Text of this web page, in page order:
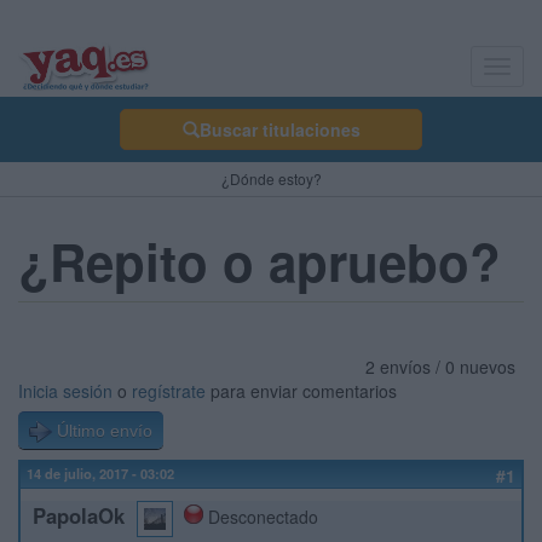
Buscar titulaciones
¿Dónde estoy?
¿Repito o apruebo?
2 envíos / 0 nuevos
Inicia sesión o regístrate para enviar comentarios
Último envío
14 de julio, 2017 - 03:02 #1
PapolaOk
Desconectado